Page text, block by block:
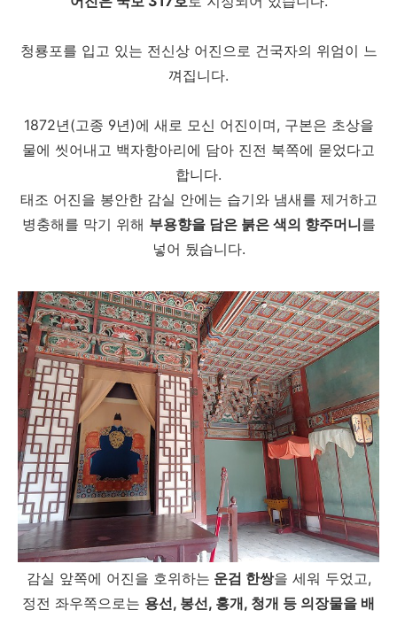
청룡포를 입고 있는 전신상 어진으로 건국자의 위엄이 느
껴집니다.
1872년(고종 9년)에 새로 모신 어진이며, 구본은 초상을
물에 씻어내고 백자항아리에 담아 진전 북쪽에 묻었다고
합니다.
태조 어진을 봉안한 감실 안에는 습기와 냄새를 제거하고
병충해를 막기 위해 부용향을 담은 붉은 색의 향주머니를
넣어 뒀습니다.
감실 앞쪽에 어진을 호위하는 운검 한쌍을 세워 두었고,
정전 좌우쪽으로는 용선, 봉선, 홍개, 청개 등 의장물을 배